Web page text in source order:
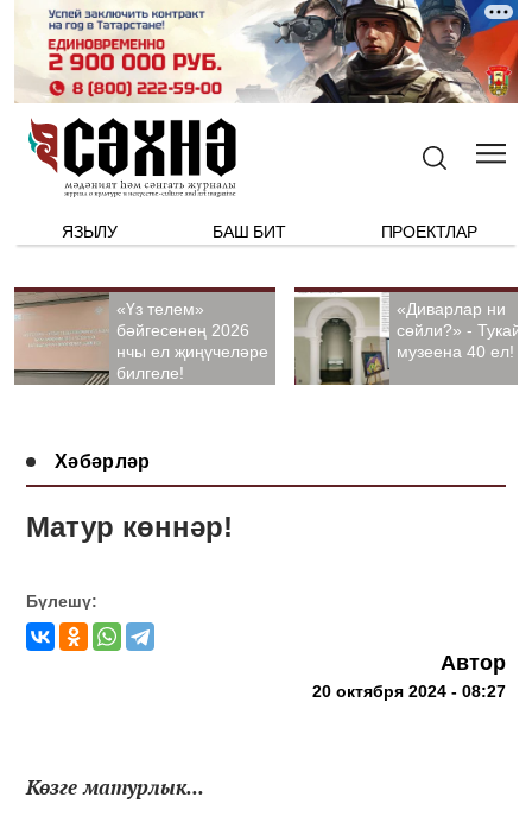
ЯЗЫЛУ БАШ БИТ ПРОЕКТЛАР
«Үз телем»
бәйгесенең 2026
нчы ел җиңүчеләре
билгеле!
«Диварлар ни
сөйли?» - Тукай
музеена 40 ел!
Хәбәрләр
Матур көннәр!
Бүлешү:
Автор
20 октября 2024 - 08:27
Көзге матурлык...